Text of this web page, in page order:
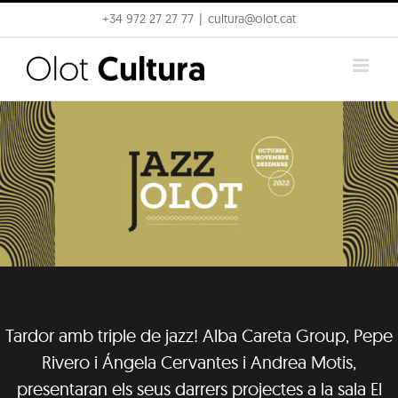
to
content
+34 972 27 27 77 cultura@olot.cat
Tardor amb triple de jazz! Alba Careta Group, Pepe
Rivero i Ángela Cervantes i Andrea Motis,
presentaran els seus darrers projectes a la sala El